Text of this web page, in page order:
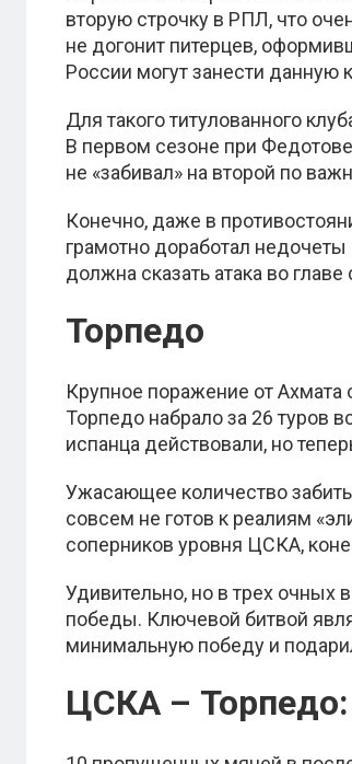
вторую строчку в РПЛ, что
не догонит питерцев,
России могут занести данную
Для такого титулованного
В первом сезоне при
не «забивал» на второй по
Конечно, даже в
грамотно доработал
должна сказать атака во
Торпедо
Крупное поражение от Ахмата
Торпедо набрало за 26 туров
испанца действовали, но
Ужасающее количество
совсем не готов к реалиям
соперников уровня ЦСКА,
Удивительно, но в трех
победы. Ключевой битвой
минимальную победу и
ЦСКА – Торпедо: